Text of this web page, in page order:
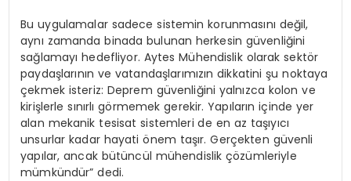
Bu uygulamalar sadece sistemin korunmasını değil,
aynı zamanda binada bulunan herkesin güvenliğini
sağlamayı hedefliyor. Aytes Mühendislik olarak sektör
paydaşlarının ve vatandaşlarımızın dikkatini şu noktaya
çekmek isteriz: Deprem güvenliğini yalnızca kolon ve
kirişlerle sınırlı görmemek gerekir. Yapıların içinde yer
alan mekanik tesisat sistemleri de en az taşıyıcı
unsurlar kadar hayati önem taşır. Gerçekten güvenli
yapılar, ancak bütüncül mühendislik çözümleriyle
mümkündür” dedi.